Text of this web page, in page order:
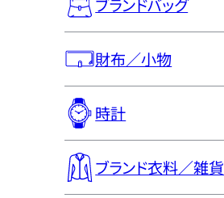
ブランドバッグ
財布／小物
時計
ブランド衣料／雑貨